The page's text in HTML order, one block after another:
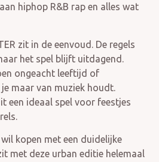
hiphop R&B rap en alles wat
zit in de eenvoud. De regels
het spel blijft uitdagend.
ongeacht leeftijd of
maar van muziek houdt.
een ideaal spel voor feestjes
kopen met een duidelijke
met deze urban editie helemaal